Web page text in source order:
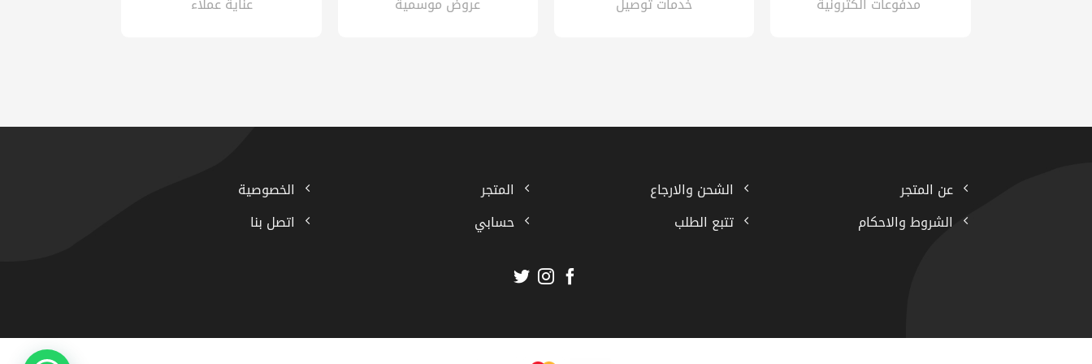
عن المتجر
الشروط والاحكام
الشحن والارجاع
تتبع الطلب
المتجر
حسابي
الخصوصية
اتصل بنا